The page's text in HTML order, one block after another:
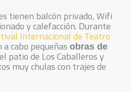
tienen balcón privado, Wifi
y calefacción. Durante
Internacional de Teatro
cabo pequeñas obras de
patio de Los Caballeros y
muy chulas con trajes de